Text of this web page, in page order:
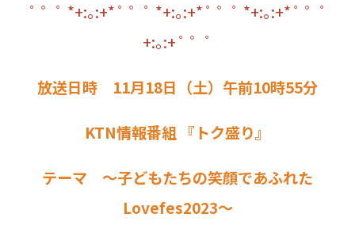
ﾟ ゜ﾟ *+:｡:+* ﾟ ゜ﾟ *+:｡:+* ﾟ ゜ﾟ *+:｡:+* ﾟ ゜ﾟ
+:｡:+ ﾟ ゜ﾟ
放送日時 11月18日（土）午前10時55分
KTN情報番組 『トク盛り』
テーマ ～子どもたちの笑顔であふれた
Lovefes2023～